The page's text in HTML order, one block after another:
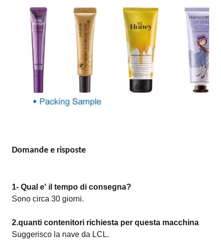
Domande e risposte
1- Qual e' il tempo di consegna?
Sono circa 30 giorni.
2.quanti contenitori richiesta per questa macchina
Suggerisco la nave da LCL.